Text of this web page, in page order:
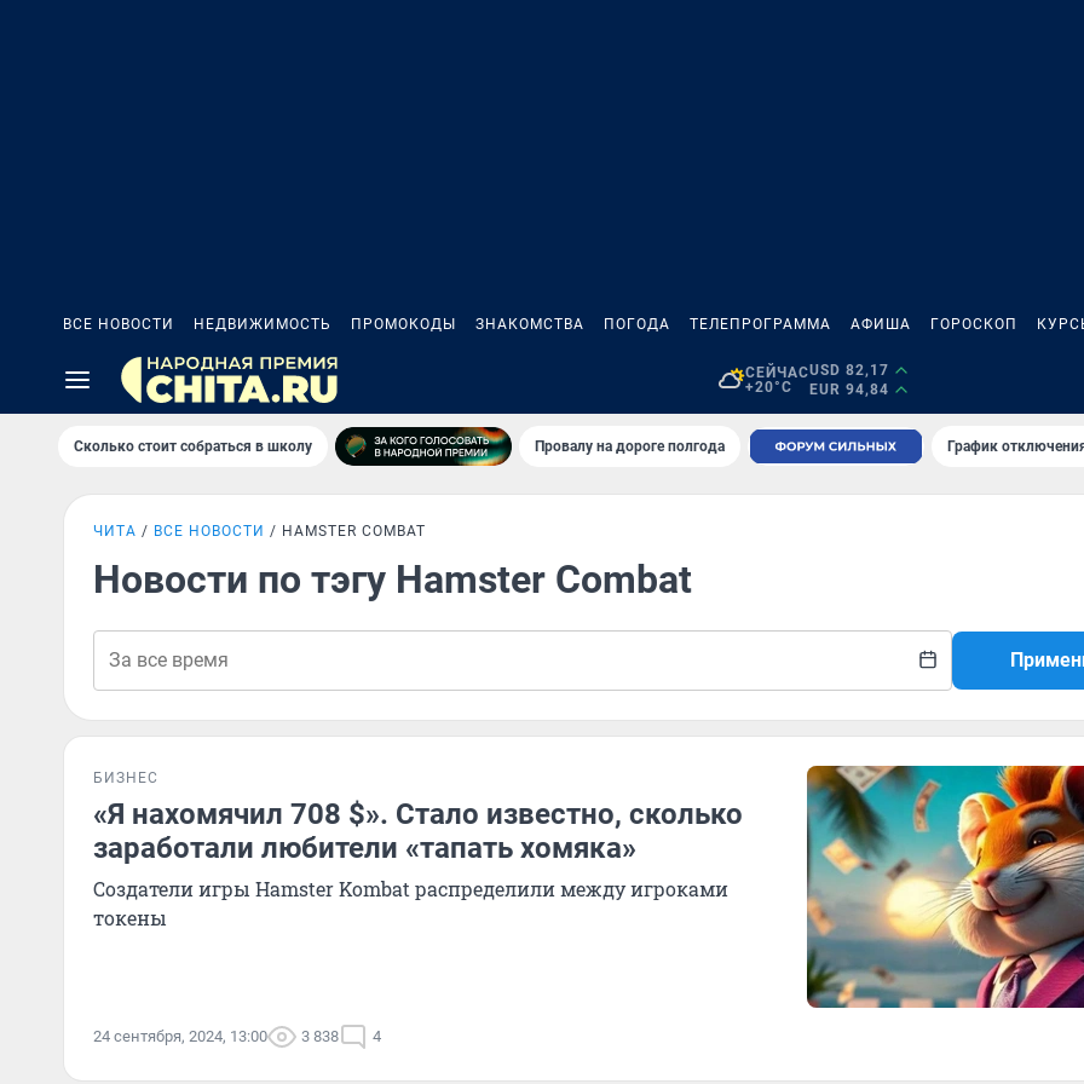
ВСЕ НОВОСТИ НЕДВИЖИМОСТЬ ПРОМОКОДЫ ЗНАКОМСТВА ПОГОДА ТЕЛЕПРОГРАММА АФИША ГОРОСКОП
СЕЙЧАС
+20°C
USD 82,17
EUR 94,84
Сколько стоит собраться в школу Провалу на дороге полгода График
ЧИТА ВСЕ НОВОСТИ HAMSTER COMBAT
Новости по тэгу Hamster Combat
БИЗНЕС
«Я нахомячил 708 $». Стало известно, сколько
заработали любители «тапать хомяка»
Создатели игры Hamster Kombat распределили между игроками
токены
24 сентября, 2024, 13:00 3 838 4